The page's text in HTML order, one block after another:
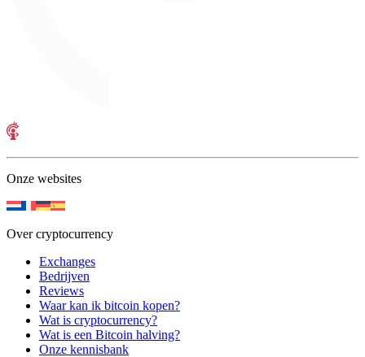
Onze websites
Over cryptocurrency
Exchanges
Bedrijven
Reviews
Waar kan ik bitcoin kopen?
Wat is cryptocurrency?
Wat is een Bitcoin halving?
Onze kennisbank